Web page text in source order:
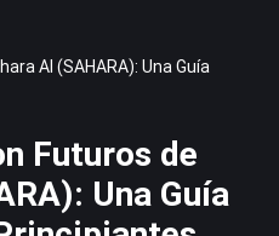
AI (SAHARA): Una Guía
Futuros de
Una Guía